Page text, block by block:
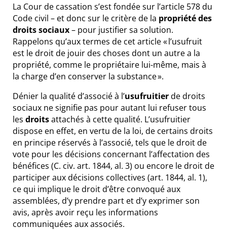
La Cour de cassation s’est fondée sur l’article 578 du
Code civil – et donc sur le critère de la propriété des
droits sociaux– pour justifier sa solution.
Rappelons qu’aux termes de cet article « l’usufruit
est le droit de jouir des choses dont un autre a la
propriété, comme le propriétaire lui-même, mais à
la charge d’en conserver la substance ».
Dénier la qualité d’associé à l’usufruitierde droits
sociaux ne signifie pas pour autant lui refuser tous
les droitsattachés à cette qualité. L’usufruitier
dispose en effet, en vertu de la loi, de certains droits
en principe réservés à l’associé, tels que le droit de
vote pour les décisions concernant l’affectation des
bénéfices (C. civ. art. 1844, al. 3) ou encore le droit de
participer aux décisions collectives (art. 1844, al. 1),
ce qui implique le droit d’être convoqué aux
assemblées, d’y prendre part et d’y exprimer son
avis, après avoir reçu les informations
communiquées aux associés.